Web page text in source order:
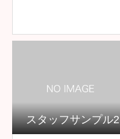
スタッフサンプル2